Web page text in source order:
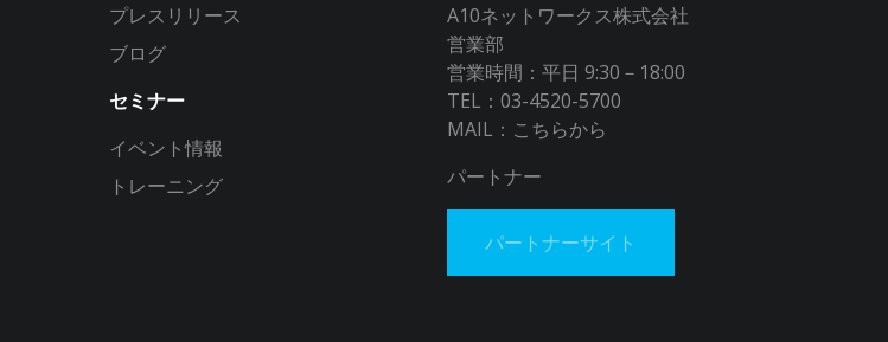
プレスリリース
ブログ
セミナー
イベント情報
トレーニング
A10ネットワークス株式会社
営業部
営業時間：平日 9:30－18:00
TEL：03-4520-5700
MAIL： こちらから
パートナー
パートナーサイト